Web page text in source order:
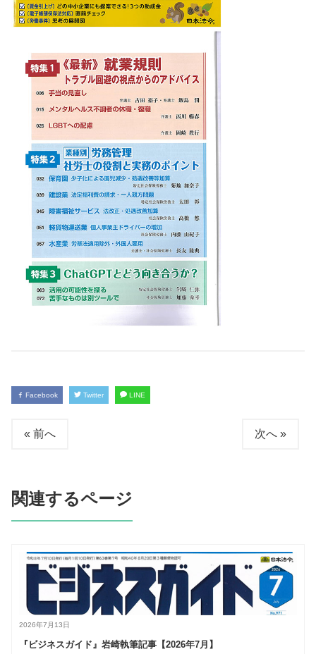
Facebook Twitter LINE
« 前へ 次へ »
関連するページ
2026年7月13日
『ビジネスガイド』岩崎執筆記事【2026年7月】